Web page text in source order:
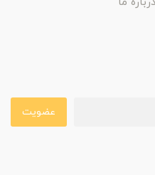
عضویت